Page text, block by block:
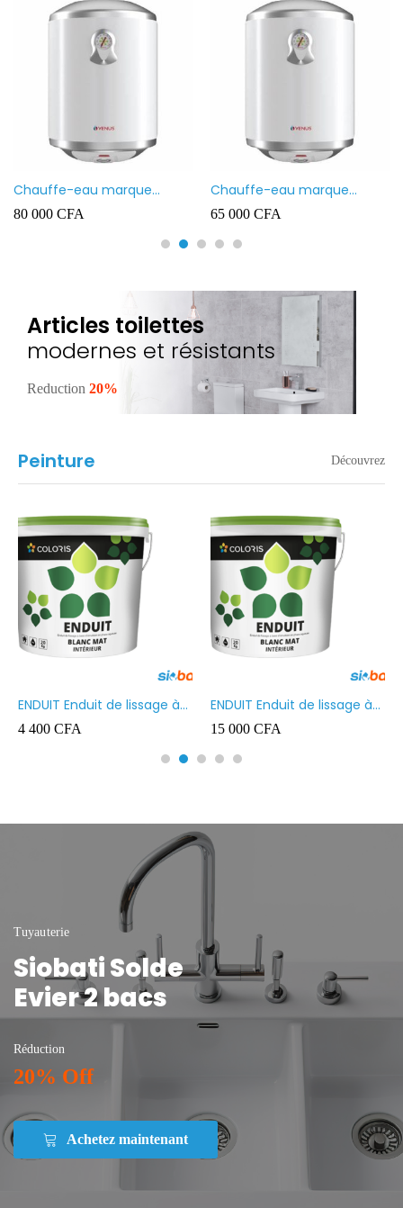
Chauffe-eau marque
VENUS 80L
80 000 CFA
Chauffe-eau marque
VENUS 50L
65 000 CFA
Articles toilettes
modernes et résistants
Reduction 20%
Peinture Découvrez
ENDUIT Enduit de lissage à
base d’émulsion en phase
aqueuse 5kg
4 400 CFA
ENDUIT Enduit de lissage à
base d’émulsion en phase
aqueuse 20kg
15 000 CFA
Tuyauterie
Siobati Solde
Evier 2 bacs
Réduction
20% Off
Achetez maintenant